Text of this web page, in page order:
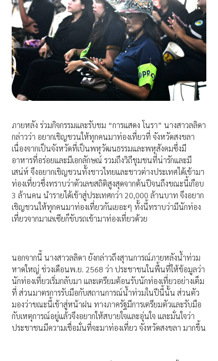
ภายหลัง ร่วมกิจกรรมและรับชม “การแสดง โนรา” นางสาวลลิดา
กล่าวว่า อยากเชิญชวนให้ทุกคนมาท่องเที่ยวที่ จังหวัดสงขลา
เนื่องจากเป็นจังหวัดที่เป็นพหุวัฒนธรรมและพหุสังคมซึ่งมี
อาหารที่อร่อยและมีเอกลักษณ์ รวมถึงวิถีชุมชนที่น่ารักและมี
เสน่ห์ จึงอยากเชิญชวนทั้งชาวไทยและชาวต่างประเทศได้เข้ามา
ท่องเที่ยวซึ่งทราบว่าตัวเลขสถิติสูงสุดจากต้นปีจนถึงขณะนี้เกือบ
3 ล้านคน นำรายได้เข้าสู่ประเทศกว่า 20,000 ล้านบาท จึงอยาก
เชิญชวนให้ทุกคนมาท่องเที่ยวกันเยอะๆ ทั้งนี้ทราบว่ามีนักท่อง
เที่ยวจากมาเลเซียก็ขับรถเข้ามาท่องเที่ยวด้วย
นอกจากนี้ นางสาวลลิดา ยังกล่าวถึงสุานการณ์ภายหลังน้ำท่วม
หาดใหญ่ ช่วงเดือนพ.ย. 2568 ว่า ประชาชนในพื้นที่ให้ข้อมูลว่า
นักท่องเที่ยวเริ่มกลับมา และเตรียมต้อนรับนักท่องเที่ยวอย่างเต็ม
ที่ ส่วนมาตรการรับมือกับสถานการณ์น้ำท่วมในปีนี้นั้น ส่วนตัว
มองว่าขณะนี้เข้าสู่หน้าฝน ทางภาครัฐมีการเตรียมตัวและรับมือ
กับเหตุการณ์อยู่แล้วจึงอยากให้สบายใจและอุ่นใจ และมั่นใจว่า
ประชาชนมีความเชื่อมั่นที่จะมาท่องเที่ยว จังหวัดสงขลา มากขึ้น